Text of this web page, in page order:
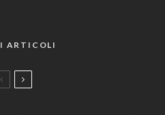
ARTICOLI